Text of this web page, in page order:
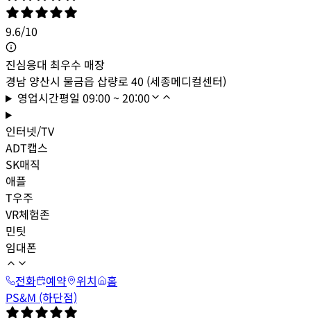
9.6/10
진심응대 최우수 매장
경남 양산시 물금읍 삽량로 40 (세종메디컬센터)
영업시간평일 09:00 ~ 20:00
인터넷/TV
ADT캡스
SK매직
애플
T우주
VR체험존
민팃
임대폰
전화
예약 위치
홈
PS&M (하단점)